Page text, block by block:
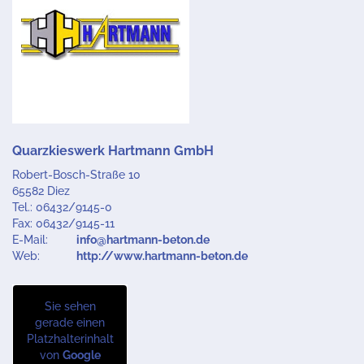
Quarzkieswerk Hartmann GmbH
Robert-Bosch-Straße 10
65582 Diez
Tel.: 06432/9145-0
Fax: 06432/9145-11
E-Mail:
info@hartmann-beton.de
Web:
http://www.hartmann-beton.de
Sie sehen
gerade einen
Platzhalterinhalt
von Google